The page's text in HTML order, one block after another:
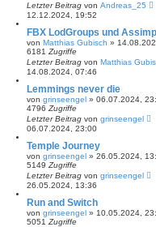
Letzter Beitrag von Andreas_25
12.12.2024, 19:52
FBX LodGroups und Assimp
von Matthias Gubisch »
6181 Zugriffe
Letzter Beitrag von Matthias
14.08.2024, 07:46
Lemmings never die
von grinseengel » 06.07.2024,
4796 Zugriffe
Letzter Beitrag von grinseengel
06.07.2024, 23:00
Temple Journey
von grinseengel » 26.05.2024,
5149 Zugriffe
Letzter Beitrag von grinseengel
26.05.2024, 13:36
Run and Switch
von grinseengel » 10.05.2024,
5051 Zugriffe